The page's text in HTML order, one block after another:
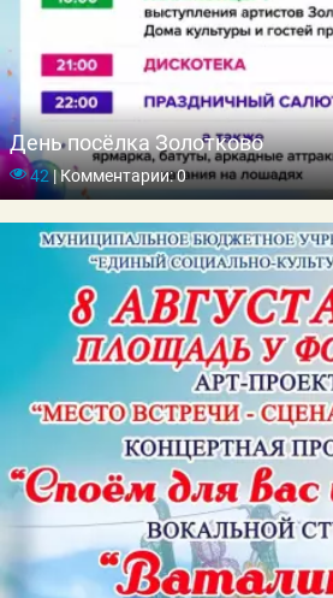
День посёлка Золотково
42|Комментарии: 0